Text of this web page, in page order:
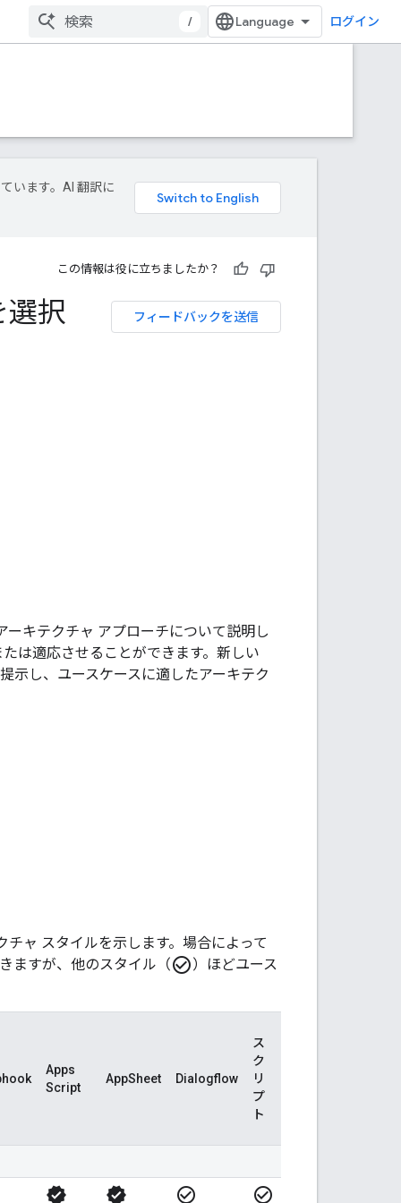
/ ログイン
います。AI 翻訳に
この情報は役に立ちましたか？
フィードバックを送信
選択
ーキテクチャ アプローチについて説明し
は適応させることができます。新しい
示し、ユースケースに適したアーキテク
チャ スタイルを示します。場合によって
ますが、他のスタイル（check_circle_outline）ほどユース
Apps
Script
AppSheet Dialogflow
ス
ク
リ
プ
ト
verified verified check_circle_outline check_circle_outline